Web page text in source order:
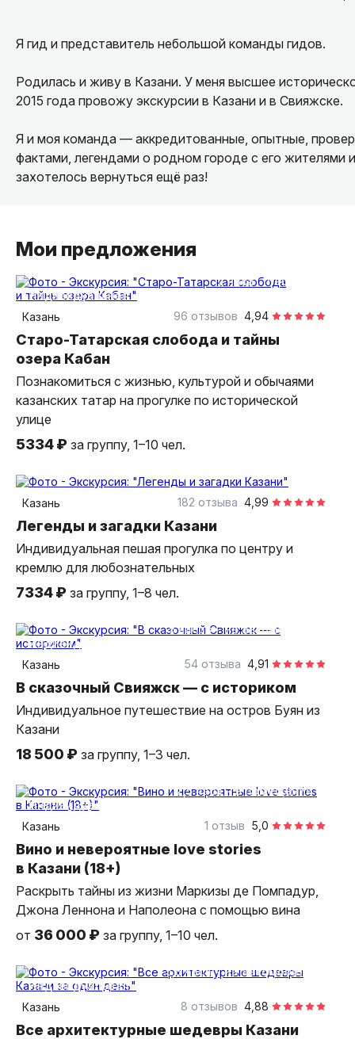
Я гид и представитель небольшой команды гидов.
Родилась и живу в Казани. У меня высшее
2015 года провожу экскурсии в Казани и в Свияжске.
Я и моя команда — аккредитованные, опытные,
фактами, легендами о родном городе с его
захотелось вернуться ещё раз!
Мои предложения
2 часа
пешком
индивидуальная
Казань
4,94
96 отзывов
Старо-Татарская слобода и тайны
озера Кабан
Познакомиться с жизнью, культурой и обычаями
казанских татар на прогулке по исторической
улице
5334 ₽ за группу, 1–10 чел.
Казань 4,99
182 отзыва
Легенды и загадки Казани
Индивидуальная пешая прогулка по центру и
кремлю для любознательных
7334 ₽ за группу, 1–8 чел.
5 часов
на автомобиле
индивидуальная
Казань
4,91
54 отзыва
В сказочный Свияжск — с историком
Индивидуальное путешествие на остров Буян из
Казани
18 500 ₽ за группу, 1–3 чел.
2,5 часа
в помещении
индивидуальная
Казань
5,0
1 отзыв
Вино и невероятные love stories
в Казани (18+)
Раскрыть тайны из жизни Маркизы де Помпадур,
Джона Леннона и Наполеона с помощью вина
от 36 000 ₽ за группу, 1–10 чел.
5,5 часа
на автомобиле
индивидуальная
Казань
4,88
8 отзывов
Все архитектурные шедевры Казани